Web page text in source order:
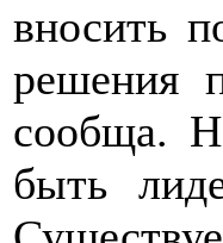
вносить
решения
сообща.
быть